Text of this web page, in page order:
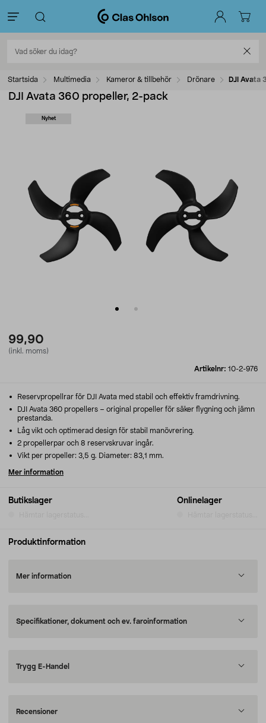
Startsida Multimedia Kameror & tillbehör Drönare DJI Avata
DJI Avata 360 propeller, 2-pack
Nyhet
99,90
(inkl. moms)
Artikelnr: 10-2-976
Butikslager Onlinelager
Reservpropellrar för DJI Avata med stabil och effektiv framdrivning.
DJI Avata 360 propellers – original propeller för säker flygning och jämn
prestanda.
Låg vikt och optimerad design för stabil manövrering.
2 propellerpar och 8 reservskruvar ingår.
Vikt per propeller: 3,5 g. Diameter: 83,1 mm.
Mer information
Produktinformation
Mer information
Specifikationer, dokument och ev. faroinformation
Trygg E-Handel
Recensioner